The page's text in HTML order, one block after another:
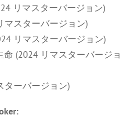
リマスターバージョン)
マスターバージョン)
リマスターバージョン)
(2024 リマスターバージョ
ターバージョン)